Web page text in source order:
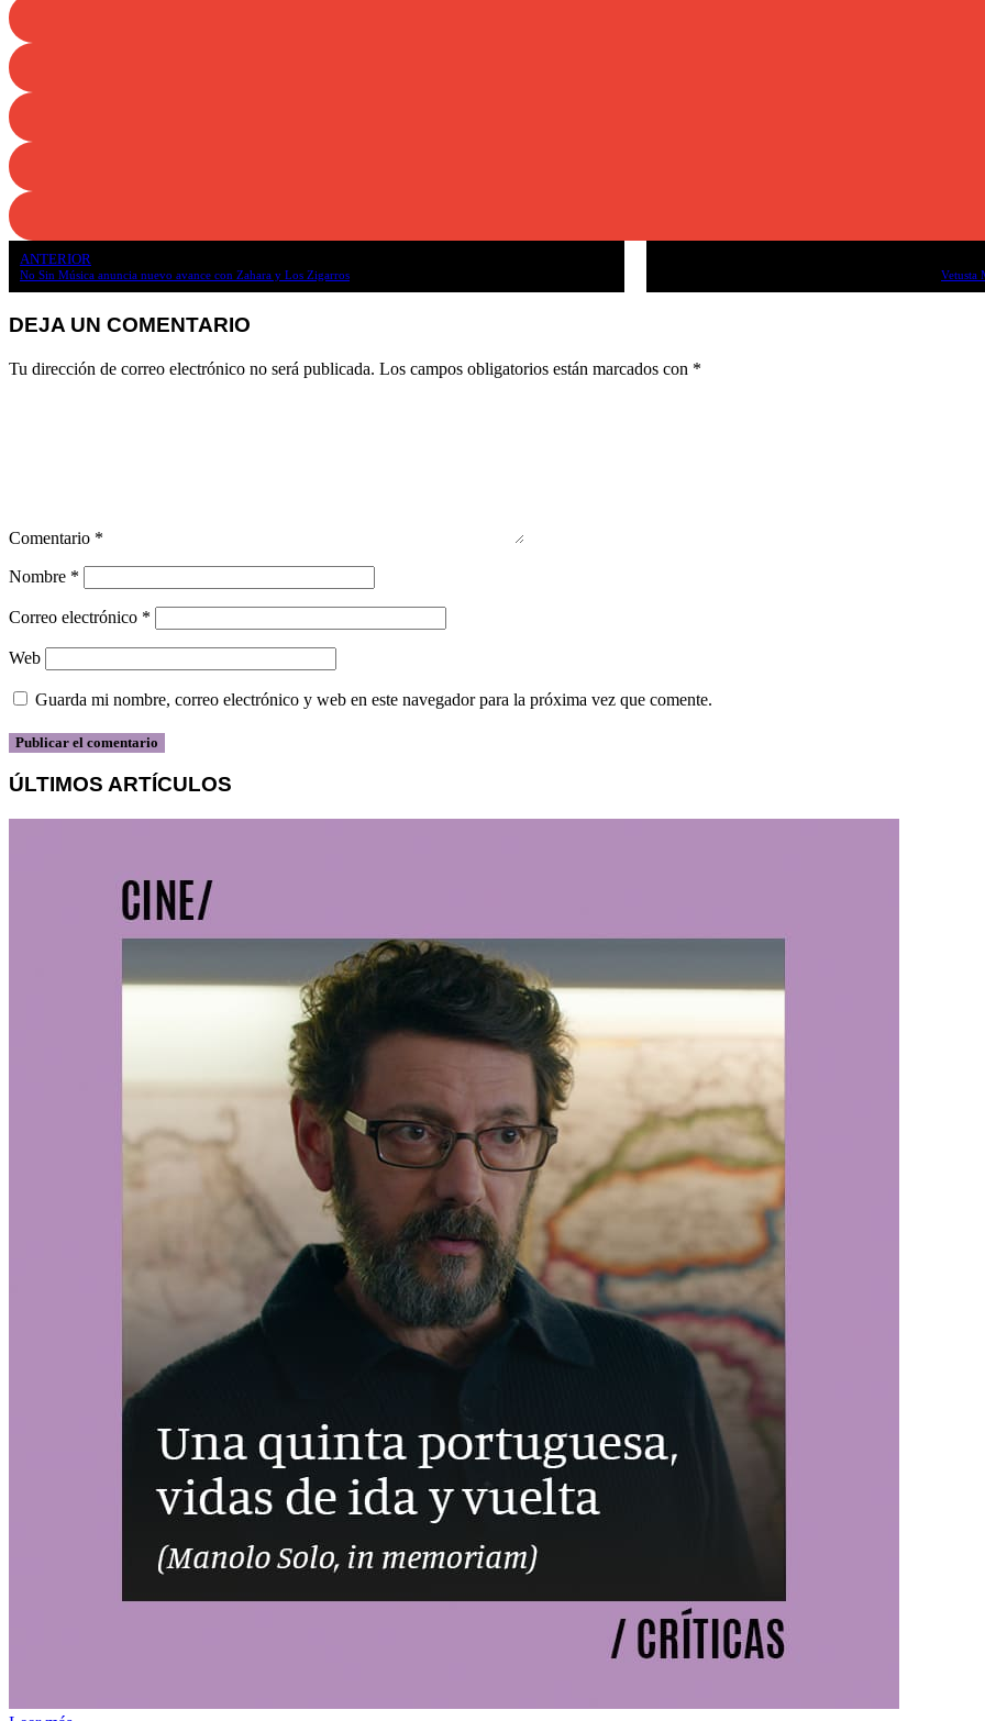
ANTERIOR
No Sin Música anuncia nuevo avance con Zahara y Los Zigarros Vetusta
DEJA UN COMENTARIO
Tu dirección de correo electrónico no será publicada. Los campos obligatorios están marcados con *
Comentario *
Nombre *
Correo electrónico *
Web
Guarda mi nombre, correo electrónico y web en este navegador para la próxima vez que comente.
ÚLTIMOS ARTÍCULOS